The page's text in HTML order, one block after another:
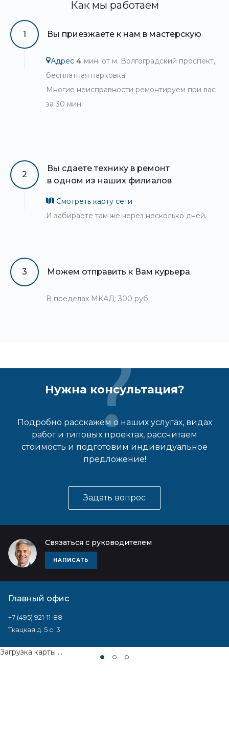
Как мы работаем
1 Вы приезжаете к нам в мастерскую
Адрес 4 мин. от м. Волгоградский проспект,
бесплатная парковка!
Многие неисправности ремонтируем при вас
за 30 мин.
2
Вы сдаете технику в ремонт
в одном из наших филиалов
Смотреть карту сети
И забираете там же через несколько дней.
3 Можем отправить к Вам курьера
В пределах МКАД: 300 руб.
Нужна консультация?
Подробно расскажем о наших услугах, видах
работ и типовых проектах, рассчитаем
стоимость и подготовим индивидуальное
предложение!
Задать вопрос
Связаться с руководителем
НАПИСАТЬ
Главный офис
+7 (495) 921-11-88
Ткацкая д. 5 с. 3
Загрузка карты ...